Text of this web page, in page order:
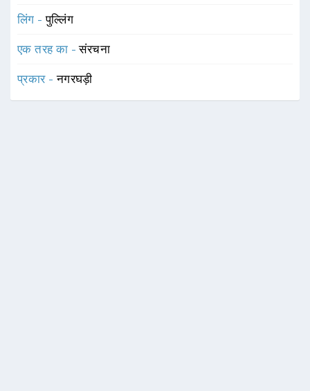
लिंग -पुल्लिंग
एक तरह का -संरचना
प्रकार -नगरघड़ी